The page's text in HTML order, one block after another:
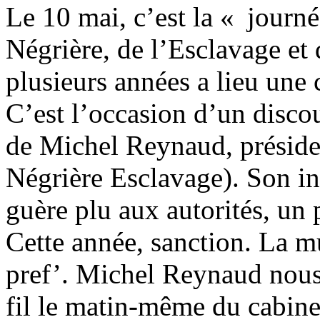
Le 10 mai, c’est la «
Négrière, de l’Esclavage
plusieurs années a lieu
C’est l’occasion d’un
de Michel Reynaud,
Négrière Esclavage). Son
guère plu aux autorités, un
Cette année, sanction. La
pref’. Michel Reynaud
fil le matin-même du